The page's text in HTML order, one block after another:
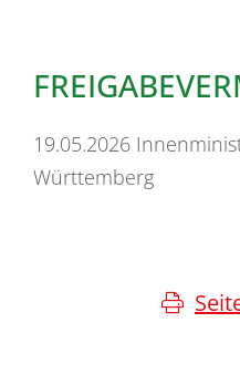
19.05.2026
Württemberg